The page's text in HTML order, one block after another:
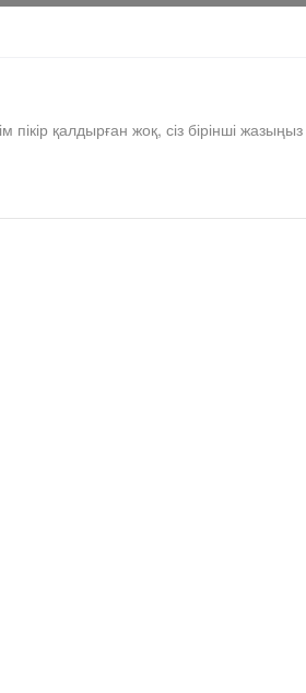
пікір қалдырған жоқ, сіз бірінші жазыңыз